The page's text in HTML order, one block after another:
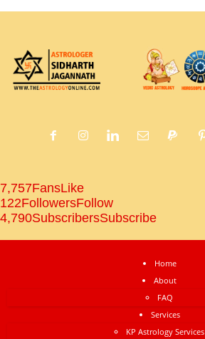
7,757FansLike
122FollowersFollow
4,790SubscribersSubscribe
Home
About
FAQ
Services
KP Astrology Services